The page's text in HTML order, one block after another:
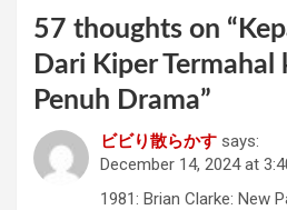
57 thoughts on “
Dari Kiper Termahal
Penuh Drama”
ビビり散らかす says:
December 14, 2024 at
1981: Brian Clarke: New